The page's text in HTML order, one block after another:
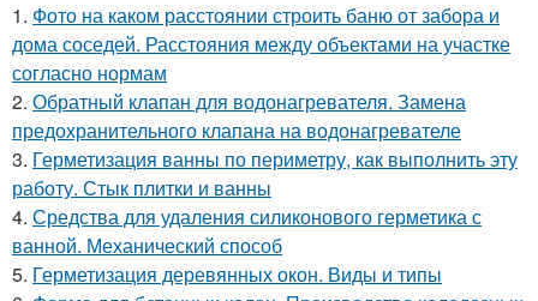
1. Фото на каком расстоянии строить баню от забора и
дома соседей. Расстояния между объектами на участке
согласно нормам
2. Обратный клапан для водонагревателя. Замена
предохранительного клапана на водонагревателе
3. Герметизация ванны по периметру, как выполнить эту
работу. Стык плитки и ванны
4. Средства для удаления силиконового герметика с
ванной. Механический способ
5. Герметизация деревянных окон. Виды и типы